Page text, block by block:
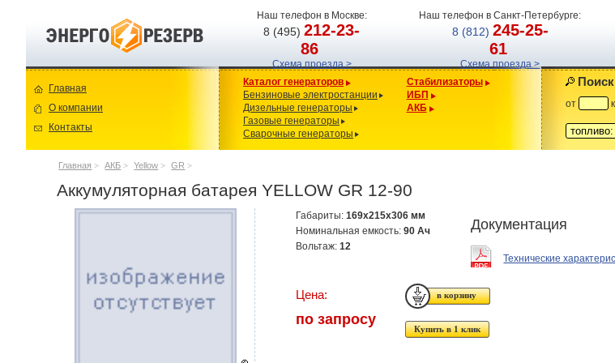
Наш телефон в Москве:
8 (495)212-23-
86
Схема проезда >
Наш телефон в Санкт-Петербурге:
8 (812) 245-25-
61
Схема проезда >
Главная
О компании
Контакты
Каталог генераторов
Бензиновые электростанции
Дизельные генераторы
Газовые генераторы
Сварочные генераторы
Стабилизаторы
ИБП
АКБ
от
топливо:
Главная > АКБ > Yellow > GR >
Аккумуляторная батарея YELLOW GR 12-90
Габариты:169x215x306 мм
Номинальная емкость:90 Ач
Вольтаж:12
Документация
Технические
Цена:
по запросу
Купить в 1 клик